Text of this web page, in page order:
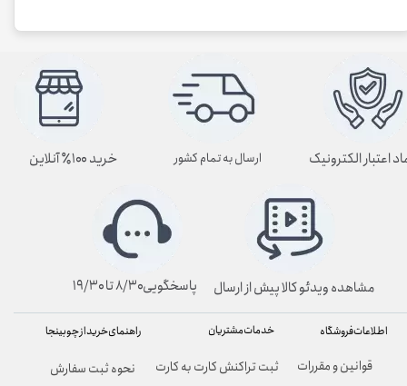
راهنمای خرید از چوبینجا
نحوه ثبت سفارش
خدمات مشتریان
ثبت تراکنش کارت به کارت
اطلاعات فروشگاه
قوانین و مقررات
ارسال به تمام کشور
پاسخگویی۸/۳۰ تا ۱۹/۳۰
اعتبار الکترونیک خرید ۱۰۰٪ آنلاین
مشاهده ویدئو کالا پیش از ارسال